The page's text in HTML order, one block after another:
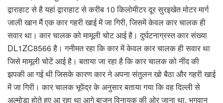
द्वाराहाट से है यहां द्वाराहाट से करीब 10 किलोमीटर दूर सुरइखेत मोटर मार्ग
जाली खान मैं एक कार गहरी खाई में जा गिरी, जिसमें केवल कार चालक ही
सवार था। कार चालक को मामूली चोट आई है। दुर्घटनाग्रस्त कार संख्या
DL1ZC8566 है। गनीमत रहा कि कार में केवल कार चालक ही सवार था
जिसे मामूली चोटें आई है। बताया जा रहा है कि कार चालक को नींद की
झपकी आ गई थी जिसके कारण कार ने अपना संतुलन खो बैठा और गहरी खाई
में जा गिरी। कार चालक भूपेंद्र के अनुसार बताया गया कि वह दिल्ली से
अल्मोड़ा होते हुए आ रहा था आगे बाजन विनायक की ओर जाना था, भगवान